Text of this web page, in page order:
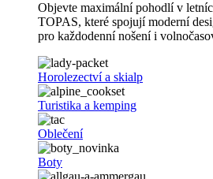
Objevte maximální pohodlí v
TOPAS, které spojují moderní
pro každodenní nošení i
Horolezectví a skialp
Turistika a kemping
Oblečení
Boty